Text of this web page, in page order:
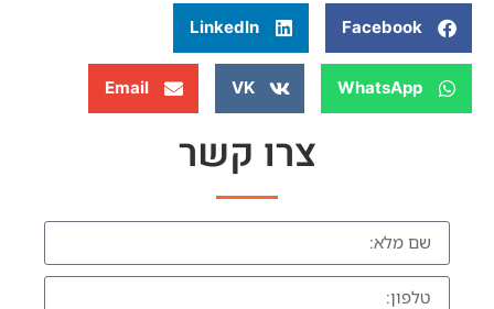
Facebook
LinkedIn
WhatsApp
VK
Email
צרו קשר